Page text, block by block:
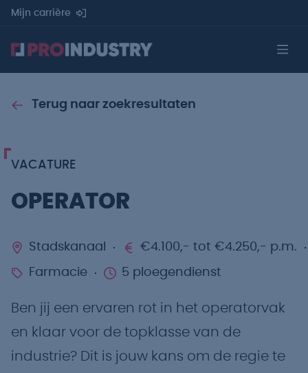
Mijn carrière
Terug naar zoekresultaten
VACATURE
OPERATOR
Stadskanaal €4.100,- tot €4.250,- p.m.
Farmacie 5 ploegendienst
Ben jij een ervaren rot in het operatorvak
en klaar voor de topklasse van de
industrie? Dit is jouw kans om de regie te